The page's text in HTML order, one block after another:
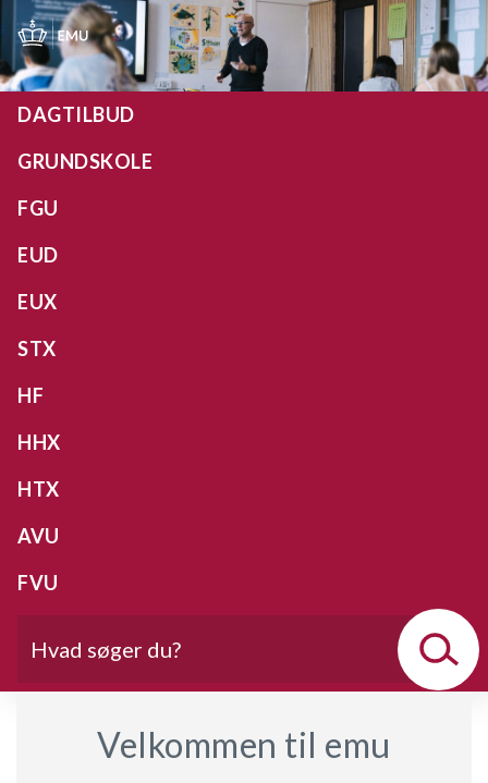
til
hovedindhold
DAGTILBUD
GRUNDSKOLE
FGU
EUD
EUX
STX
HF
HHX
HTX
AVU
FVU
Velkommen til emu